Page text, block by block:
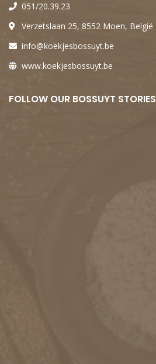
051/20.39.23
Verzetslaan 25, 8552 Moen, België
info@koekjesbossuyt.be
www.koekjesbossuyt.be
FOLLOW OUR BOSSUYT STORIES